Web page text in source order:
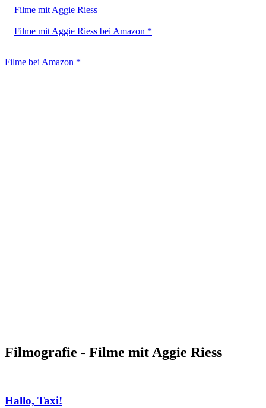
Filme mit Aggie Riess
Filme mit Aggie Riess bei Amazon *
Filme bei Amazon *
Filmografie - Filme mit Aggie Riess
Hallo, Taxi!